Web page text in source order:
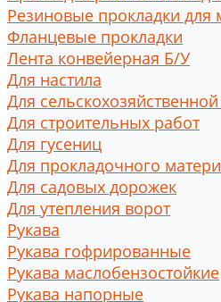
Резиновые прокладки
Фланцевые прокладки
Лента конвейерная Б/У
Для настила
Для
Для строительных работ
Для гусениц
Для прокладочного
Для садовых дорожек
Для утепления ворот
Рукава
Рукава гофрированные
Рукава маслобензостойкие
Рукава напорные